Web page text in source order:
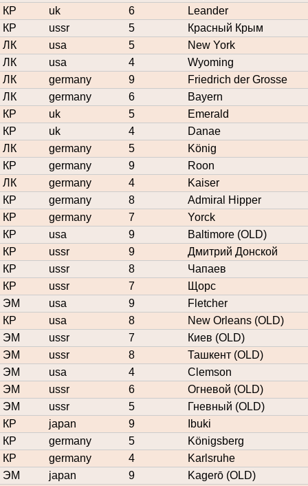
КР
uk 6
Leander
КР
ussr 5
Красный Крым
ЛК
usa 5
New York
ЛК
usa 4
Wyoming
ЛК
germany 9
Friedrich der Grosse
ЛК
germany 6
Bayern
КР
uk 5
Emerald
КР
uk 4
Danae
ЛК
germany 5
König
КР
germany 9
Roon
ЛК
germany 4
Kaiser
КР
germany 8
Admiral Hipper
КР
germany 7
Yorck
КР
usa 9
Baltimore (OLD)
КР
ussr 9
Дмитрий Донской
КР
ussr 8
Чапаев
КР
ussr 7
Щорс
ЭМ
usa 9
Fletcher
КР
usa 8
New Orleans (OLD)
ЭМ
ussr 7
Киев (OLD)
ЭМ
ussr 8
Ташкент (OLD)
ЭМ
usa 4
Clemson
ЭМ
ussr 6
Огневой (OLD)
ЭМ
ussr 5
Гневный (OLD)
КР
japan 9
Ibuki
КР
germany 5
Königsberg
КР
germany 4
Karlsruhe
ЭМ
japan 9
Kagerō (OLD)